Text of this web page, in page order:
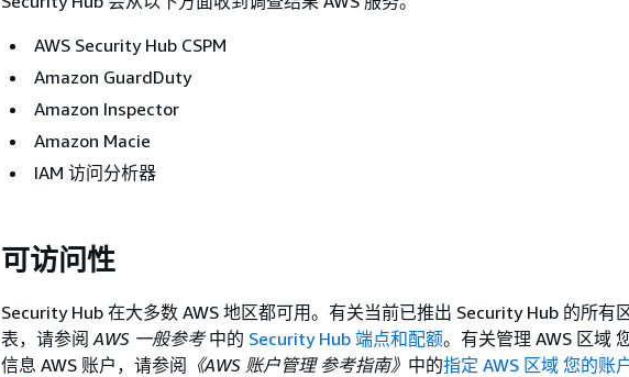
AWS Security Hub CSPM
Amazon GuardDuty
Amazon Inspector
Amazon Macie
IAM 访问分析器
可访问性
Security Hub 在大多数 AWS 地区都可用。有关当前已推出 Security Hub 的所有
表，请参阅 AWS 一般参考中的 Security Hub 端点和配额。有关管理 AWS 区域
信息 AWS 账户，请参阅 《AWS 账户管理 参考指南》 中的指定 AWS 区域 您的账